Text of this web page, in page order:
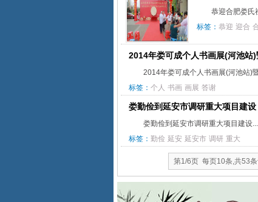
恭迎合肥娄氏
标签： 恭迎 迎合
2014年娄可成个人书画展(河池站
2014年娄可成个人书画展(河池站)
标签： 个人 书画 画展 答谢
娄勤俭到延安市调研重大项目建设
娄勤俭到延安市调研重大项目建设...
标签： 勤俭 延安 延安市 调研 重大
第1/6页 每页10条,共53